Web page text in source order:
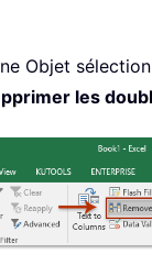
Objet
les